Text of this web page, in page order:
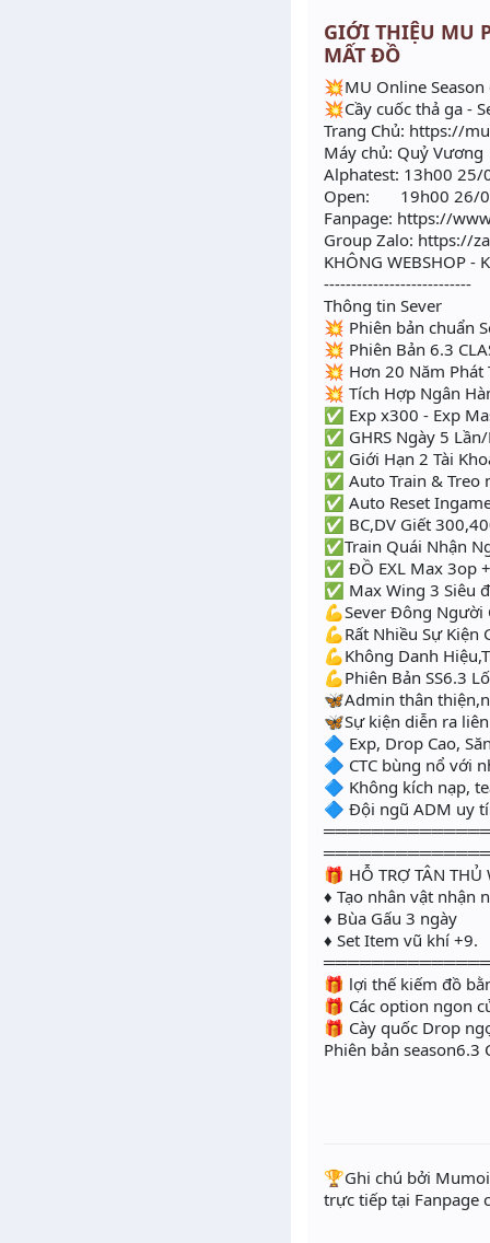
GIỚI THIỆU MU
MẤT ĐỒ
💥MU Online Season
💥Cầy cuốc thả ga -
Trang Chủ: https://
Máy chủ: Quỷ Vương
Alphatest: 13h00 25/
Open: 19h00 26/
Fanpage: https://
Group Zalo: https://
KHÔNG WEBSHOP -
---------------------------
Thông tin Sever
💥 Phiên bản chuẩn
💥 Phiên Bản 6.3
💥 Hơn 20 Năm Phát
💥 Tích Hợp Ngân
✅ Exp x300 - Exp
✅ GHRS Ngày 5
✅ Giới Hạn 2 Tài
✅ Auto Train & Treo
✅ Auto Reset
✅ BC,DV Giết
✅Train Quái Nhận
✅ ĐỒ EXL Max 3op
✅ Max Wing 3 Siêu
💪Sever Đông Người
💪Rất Nhiều Sự Kiện
💪Không Danh
💪Phiên Bản SS6.3
🦋Admin thân
🦋Sự kiện diễn ra
🔷 Exp, Drop Cao,
🔷 CTC bùng nổ với
🔷 Không kích nạp,
🔷 Đội ngũ ADM uy
🎁 HỖ TRỢ TÂN
♦ Tạo nhân vật nhận
♦ Bùa Gấu 3 ngày
♦ Set Item vũ khí +9.
🎁 lợi thế kiếm đồ
🎁 Các option ngon
🎁 Cày quốc Drop
Phiên bản season6.3
️🏆Ghi chú bởi
trực tiếp tại Fanpage